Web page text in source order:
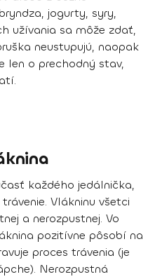
bryndza, jogurty, syry,
užívania sa môže zdať,
neustupujú, naopak
len o prechodný stav,
každého jedálnička,
Vlákninu všetci
a nerozpustnej. Vo
pozitívne pôsobí na
proces trávenia (je
Nerozpustná